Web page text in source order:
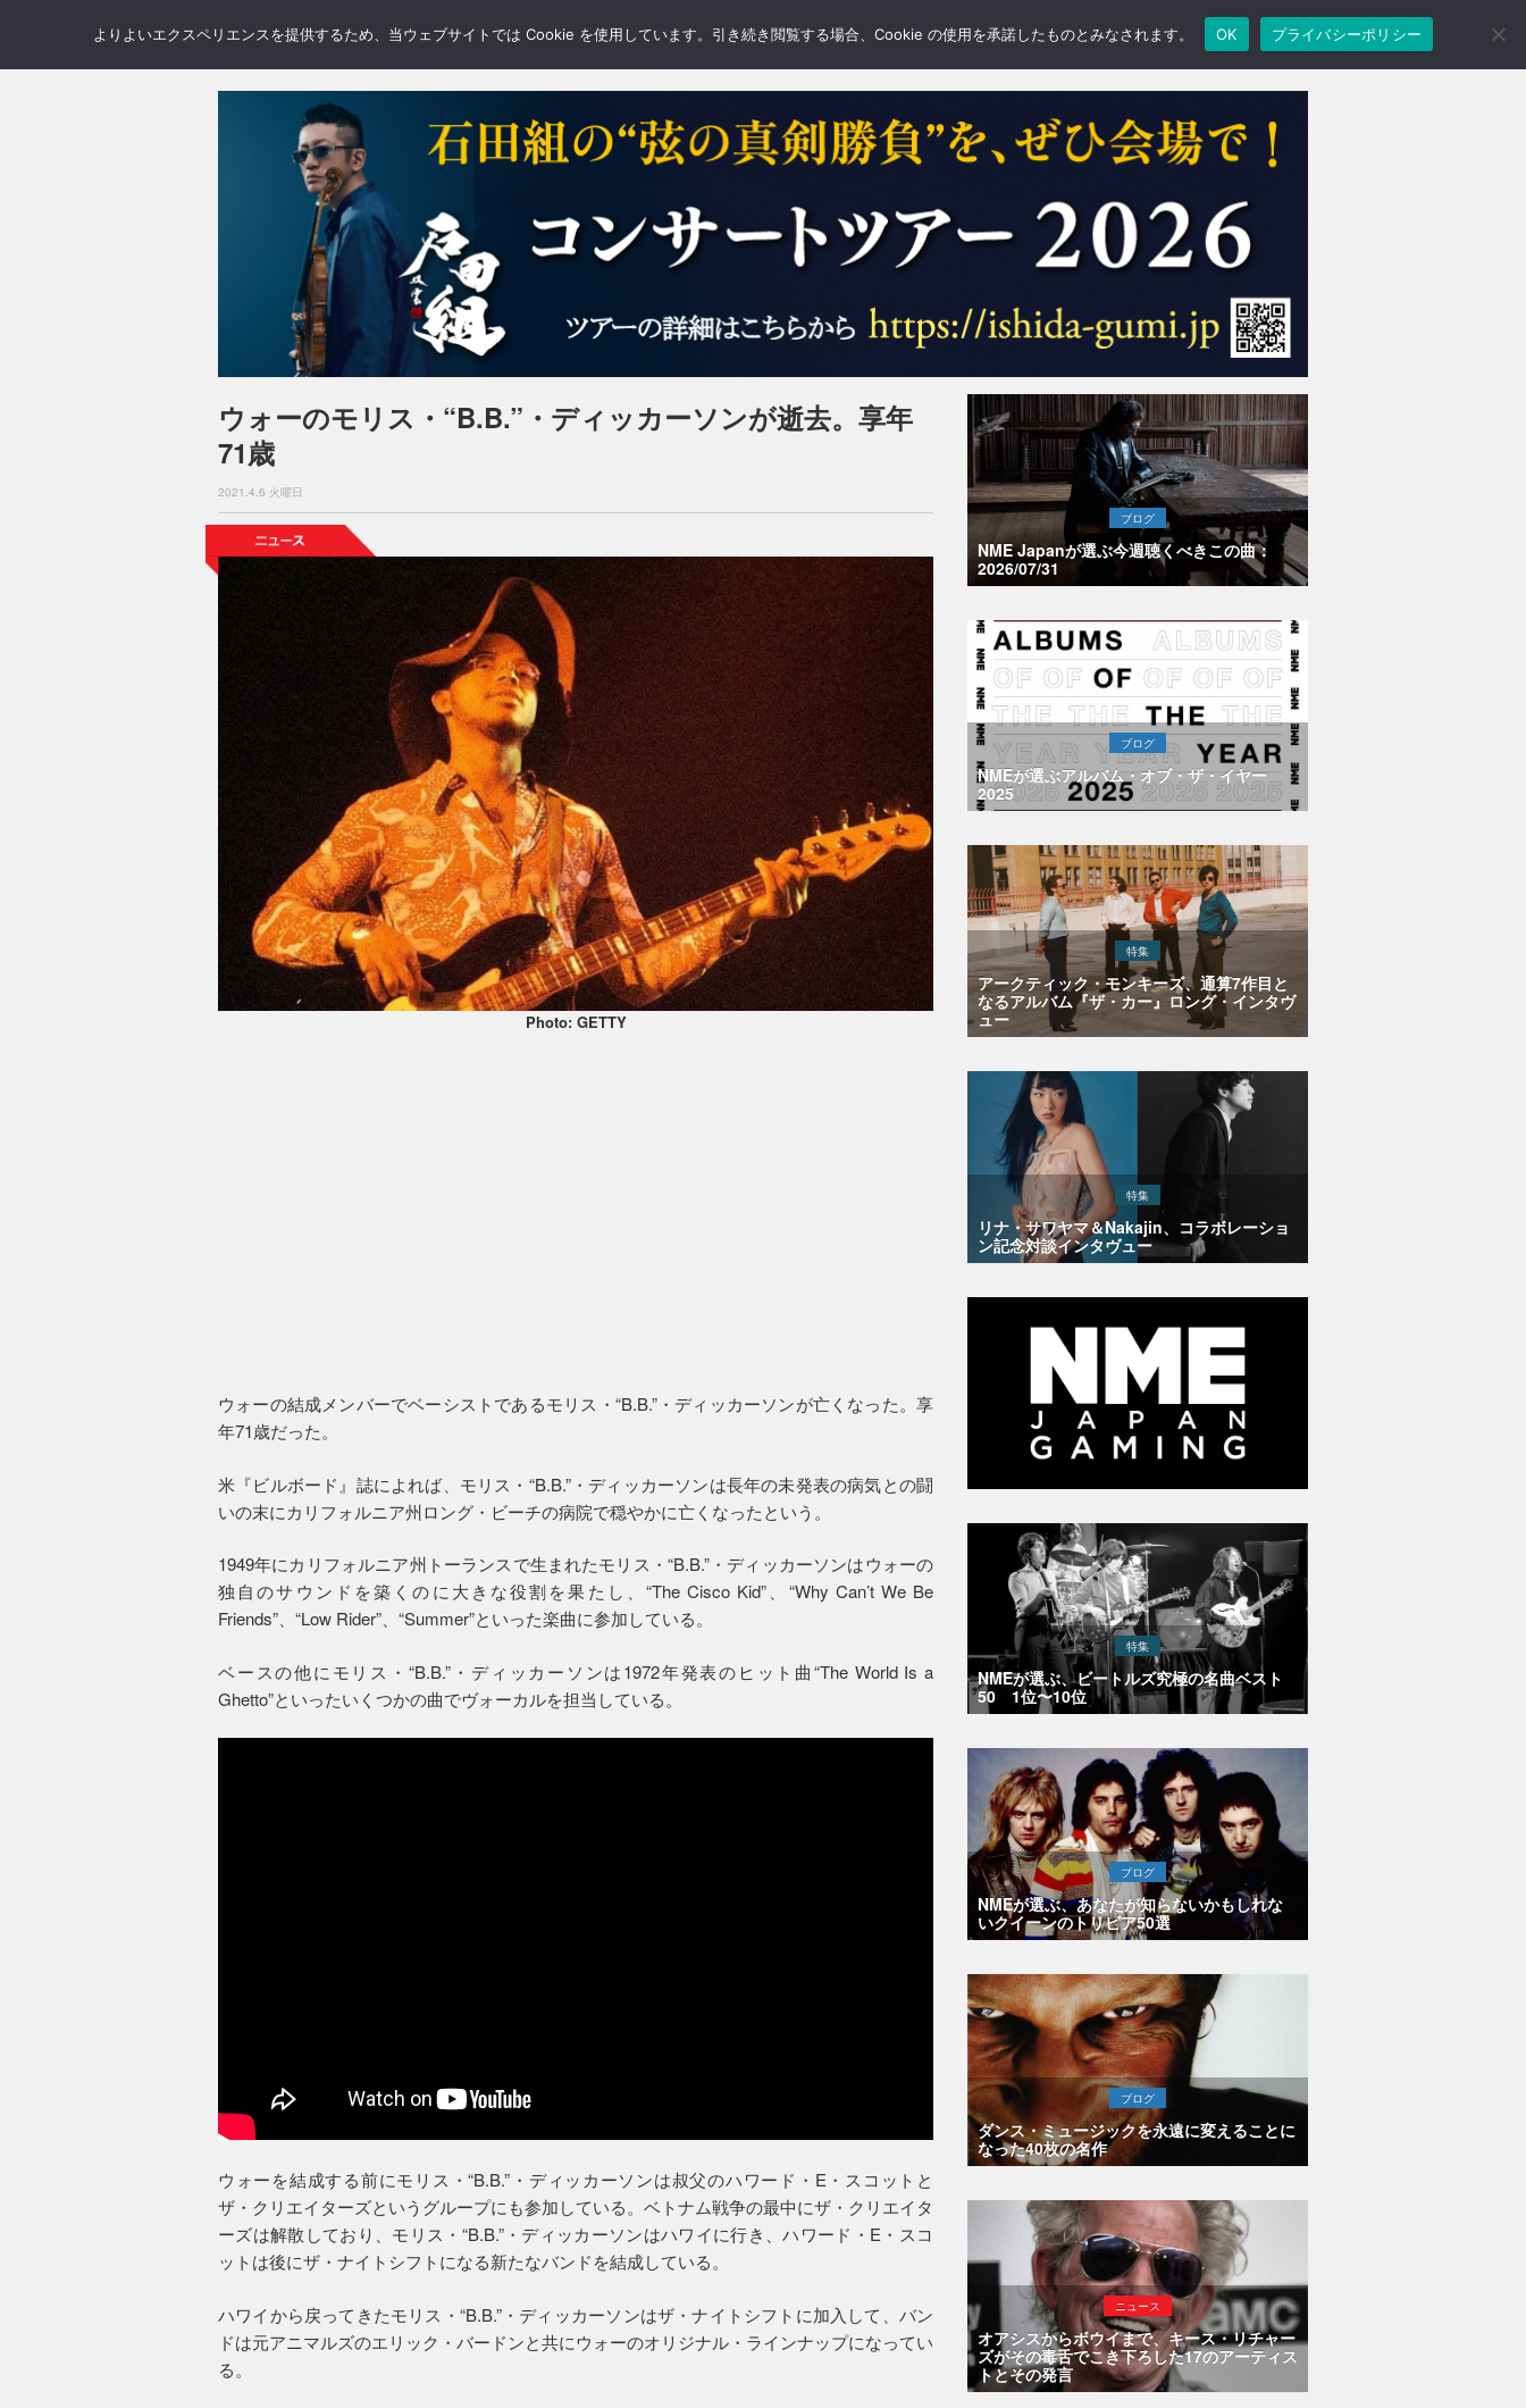
NEWS REVIEWS GALLERY BLOGS FEATURE
ウォーのモリス・“B.B.”・ディッカーソンが逝去。享年
71歳
2021.4.6 火曜日
Photo: GETTY
ウォーの結成メンバーでベーシストであるモリス・“B.B.”・ディッカーソンが亡くなった。享
年71歳だった。
米『ビルボード』誌によれば、モリス・“B.B.”・ディッカーソンは長年の未発表の病気との闘
いの末にカリフォルニア州ロング・ビーチの病院で穏やかに亡くなったという。
1949年にカリフォルニア州トーランスで生まれたモリス・“B.B.”・ディッカーソンはウォーの
独自のサウンドを築くのに大きな役割を果たし、“The Cisco Kid”、“Why Can’t We Be
Friends”、“Low Rider”、“Summer”といった楽曲に参加している。
ベースの他にモリス・“B.B.”・ディッカーソンは1972年発表のヒット曲“The World Is a
Ghetto”といったいくつかの曲でヴォーカルを担当している。
ウォーを結成する前にモリス・“B.B.”・ディッカーソンは叔父のハワード・E・スコットと
ザ・クリエイターズというグループにも参加している。ベトナム戦争の最中にザ・クリエイタ
ーズは解散しており、モリス・“B.B.”・ディッカーソンはハワイに行き、ハワード・E・スコ
ットは後にザ・ナイトシフトになる新たなバンドを結成している。
ハワイから戻ってきたモリス・“B.B.”・ディッカーソンはザ・ナイトシフトに加入して、バン
ドは元アニマルズのエリック・バードンと共にウォーのオリジナル・ラインナップになってい
る。
ブログ
NME Japanが選ぶ今週聴くべきこの曲：
2026/07/31
ブログ
NMEが選ぶアルバム・オブ・ザ・イヤー
2025
特集
アークティック・モンキーズ、通算7作目と
なるアルバム『ザ・カー』ロング・インタヴ
ュー
特集
リナ・サワヤマ＆Nakajin、コラボレーショ
ン記念対談インタヴュー
特集
NMEが選ぶ、ビートルズ究極の名曲ベスト
50 1位〜10位
ブログ
NMEが選ぶ、あなたが知らないかもしれな
いクイーンのトリビア50選
ブログ
ダンス・ミュージックを永遠に変えることに
なった40枚の名作
ニュース
オアシスからボウイまで、キース・リチャー
ズがその毒舌でこき下ろした17のアーティス
トとその発言
よりよいエクスペリエンスを提供するため、当ウェブサイトでは Cookie を使用しています。引き続き閲覧する場合、Cookie の使用を承諾したものとみなされます。 OK プライバシーポリシー